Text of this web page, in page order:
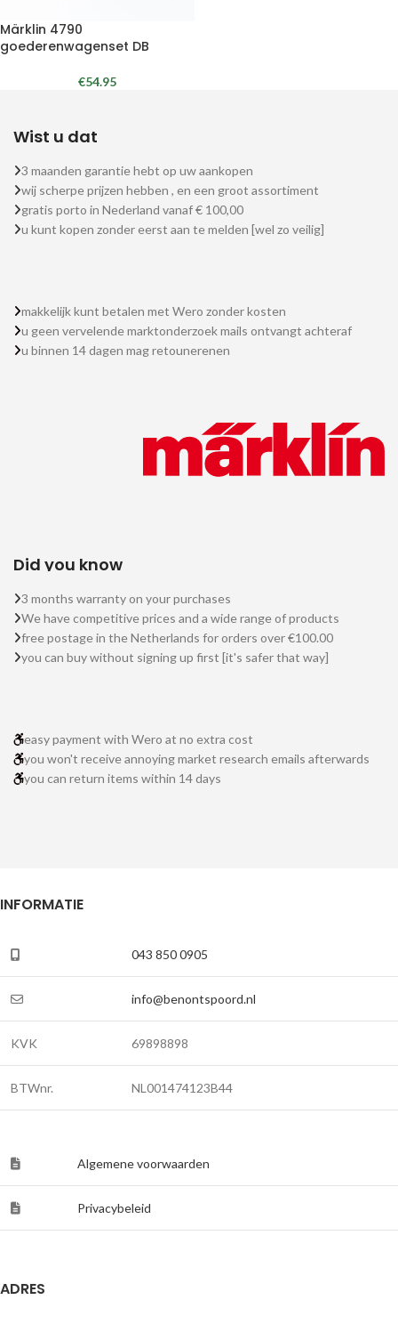
Märklin 4790
goederenwagenset DB
€54.95
Wist u dat
3 maanden garantie hebt op uw aankopen
wij scherpe prijzen hebben , en een groot assortiment
gratis porto in Nederland vanaf € 100,00
u kunt kopen zonder eerst aan te melden [wel zo veilig]
makkelijk kunt betalen met Wero zonder kosten
u geen vervelende marktonderzoek mails ontvangt achteraf
u binnen 14 dagen mag retounerenen
Did you know
3 months warranty on your purchases
We have competitive prices and a wide range of products
free postage in the Netherlands for orders over €100.00
you can buy without signing up first [it's safer that way]
easy payment with Wero at no extra cost
you won't receive annoying market research emails afterwards
you can return items within 14 days
INFORMATIE
043 850 0905
info@benontspoord.nl
KVK 69898898
BTWnr. NL001474123B44
Algemene voorwaarden
Privacybeleid
ADRES